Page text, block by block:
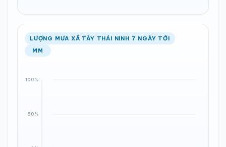
LƯỢNG MƯA XÃ TÂY THÁI NINH 7 NGÀY TỚI
MM